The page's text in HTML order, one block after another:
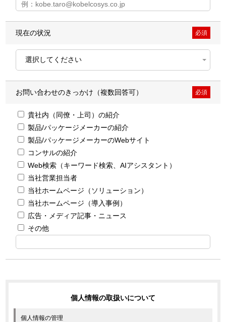
必須
現在の状況
必須
お問い合わせのきっかけ（複数回答可）
貴社内（同僚・上司）の紹介
製品/パッケージメーカーの紹介
製品/パッケージメーカーのWebサイト
コンサルの紹介
Web検索（キーワード検索、AIアシスタント）
当社営業担当者
当社ホームページ（ソリューション）
当社ホームページ（導入事例）
広告・メディア記事・ニュース
その他
個人情報の取扱いについて
個人情報の管理